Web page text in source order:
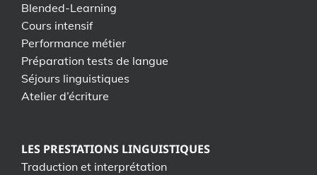
Blended-Learning
Cours intensif
Performance métier
Préparation tests de langue
Séjours linguistiques
Atelier d’écriture
LES PRESTATIONS LINGUISTIQUES
Traduction et interprétation